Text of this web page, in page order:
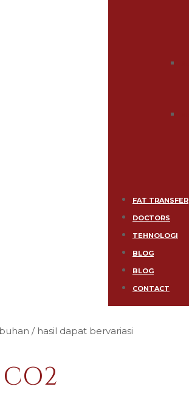
FAT TRANSFER
DOCTORS
TEHNOLOGI
BLOG
BLOG
CONTACT
/ hasil dapat bervariasi
CO2